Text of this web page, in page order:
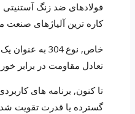
کاره ترین آلیاژهای صنعت
خاص, نوع 304
تعادل مقاومت در برابر
تا کنون, برنامه های
گسترده یا قدرت تقویت